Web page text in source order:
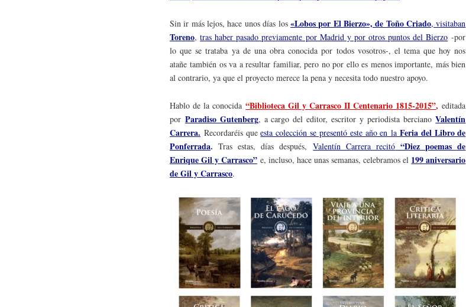
Sin ir más lejos, hace unos días los «Lobos por El Bierzo», de Toño Criado, visitaban
Toreno,tras haber pasado previamente por Madrid y por otros puntos del Bierzo -por
lo que se trataba ya de una obra conocida por todos vosotros-, el tema que hoy nos
atañe también os va a resultar familiar, pero no por ello es menos importante, más bien
al contrario, ya que el proyecto merece la pena y necesita todo nuestro apoyo.
Hablo de la conocida“Biblioteca Gil y Carrasco II Centenario 1815-2015”,editada
por Paradiso Gutenberg, a cargo del editor, escritor y periodista bercianoValentín
Carrera. Recordaréis queesta colección se presentó este año en la Feria del Libro de
Ponferrada. Tras estas, días después,Valentín Carrera recitó “Diez poemas de
Enrique Gil y Carrasco” e, incluso, hace unas semanas, celebramos el 199 aniversario
de Gil y Carrasco.